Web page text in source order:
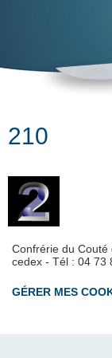
210
Confrérie du Couté
cedex - Tél : 04 73
GÉRER MES